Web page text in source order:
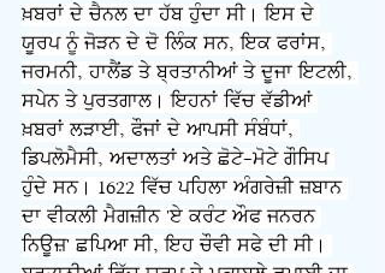
ਖ਼ਬਰਾਂ ਦੇ ਚੈਨਲ ਦਾ ਹੱਬ ਹੁੰਦਾ ਸੀ। ਇਸ ਦੇ
ਯੂਰਪ ਨੂੰ ਜੋੜਨ ਦੇ ਦੋ ਲਿੰਕ ਸਨ, ਇਕ ਫਰਾਂਸ,
ਜਰਮਨੀ, ਹਾਲੈਂਡ ਤੇ ਬ੍ਰਤਾਨੀਆਂ ਤੇ ਦੂਜਾ ਇਟਲੀ,
ਸਪੇਨ ਤੇ ਪੁਰਤਗਾਲ। ਇਹਨਾਂ ਵਿੱਚ ਵੱਡੀਆਂ
ਖ਼ਬਰਾਂ ਲੜਾਈ, ਫੌਜਾਂ ਦੇ ਆਪਸੀ ਸੰਬੰਧਾਂ,
ਡਿਪਲੋਮੈਸੀ, ਅਦਾਲਤਾਂ ਅਤੇ ਛੋਟੇ-ਮੋਟੇ ਗੌਸਿਪ
ਹੁੰਦੇ ਸਨ। 1622 ਵਿੱਚ ਪਹਿਲਾ ਅੰਗਰੇਜ਼ੀ ਜ਼ਬਾਨ
ਦਾ ਵੀਕਲੀ ਮੈਗਜ਼ੀਨ 'ਏ ਕਰੰਟ ਔਫ ਜਨਰਨ
ਨਿਊਜ਼' ਛਪਿਆ ਸੀ, ਇਹ ਚੌਵੀ ਸਫੇ ਦੀ ਸੀ।